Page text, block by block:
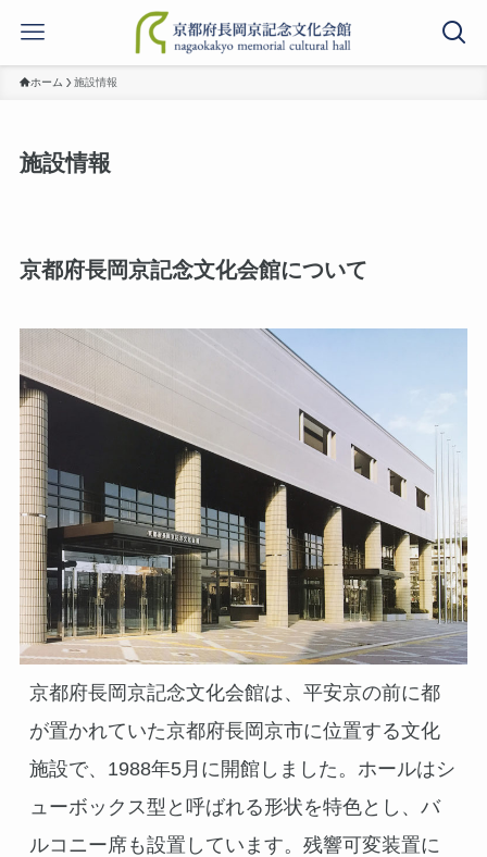
ホーム 施設情報
施設情報
京都府長岡京記念文化会館について
京都府長岡京記念文化会館は、平安京の前に都
が置かれていた京都府長岡京市に位置する文化
施設で、1988年5月に開館しました。ホールはシ
ューボックス型と呼ばれる形状を特色とし、バ
ルコニー席も設置しています。残響可変装置に